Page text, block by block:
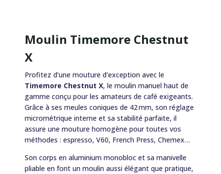
Moulin Timemore Chestnut
X
Profitez d’une mouture d’exception avec le
Timemore Chestnut X, le moulin manuel haut de
gamme conçu pour les amateurs de café exigeants.
Grâce à ses meules coniques de 42 mm, son réglage
micrométrique interne et sa stabilité parfaite, il
assure une mouture homogène pour toutes vos
méthodes : espresso, V60, French Press, Chemex…
Son corps en aluminium monobloc et sa manivelle
pliable en font un moulin aussi élégant que pratique,